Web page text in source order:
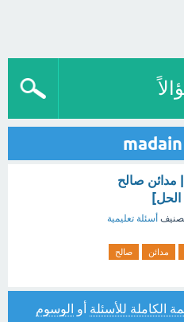
مدائن صالح
أسئلة تعليمية
مدائن
صالح
الكاملة للأسئلة أو الوسوم